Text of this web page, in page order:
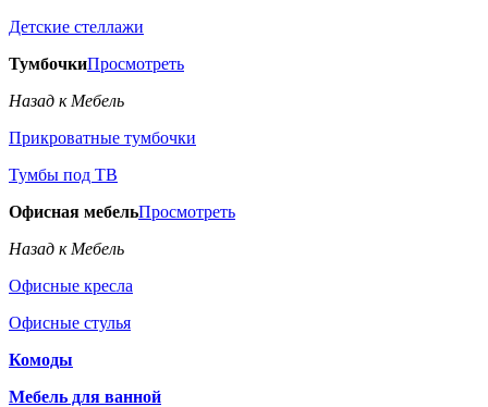
Детские стеллажи
ТумбочкиПросмотреть
Назад к Мебель
Прикроватные тумбочки
Тумбы под ТВ
Офисная мебельПросмотреть
Назад к Мебель
Офисные кресла
Офисные стулья
Комоды
Мебель для ванной